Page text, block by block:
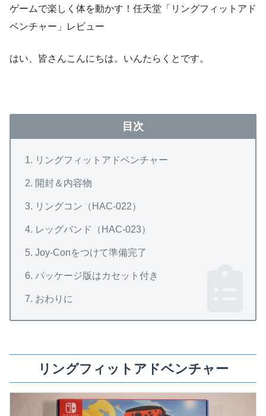
ゲームで楽しく体を動かす！任天堂「リングフィットアド
ベンチャー」レビュー
はい、皆さんこんにちは。いんたらくとです。
目次
リングフィットアドベンチャー
開封＆内容物
リングコン（HAC-022）
レッグバンド（HAC-023）
Joy-Conをつけて準備完了
パッケージ版はカセット付き
おわりに
リングフィットアドベンチャー